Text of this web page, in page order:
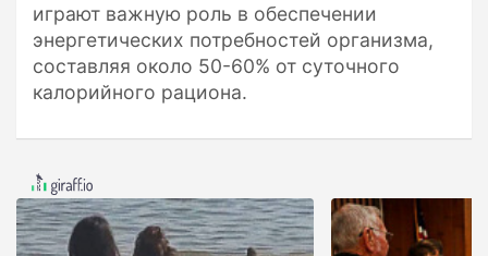
играют важную роль в обеспечении
энергетических потребностей организма,
составляя около 50-60% от суточного
калорийного рациона.